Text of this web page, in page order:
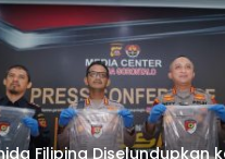
Filipina Diselundupkan